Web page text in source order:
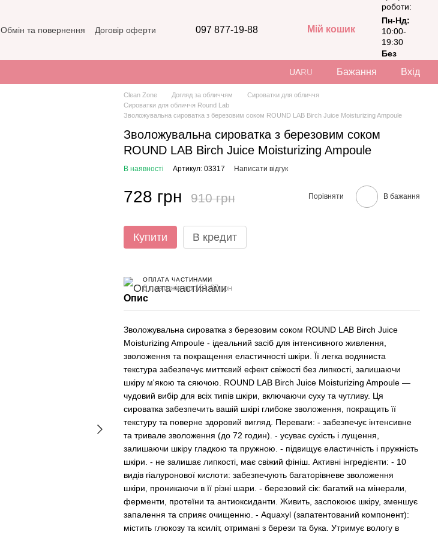
Обмін та повернення
Договір оферти
097 877-19-88 Мій кошик
роботи:
Пн-Нд:
10:00-
19:30
Без
UARU Бажання Вхід
Clean Zone Догляд за обличчям
Сироватки для обличчя
Сироватки для обличчя Round Lab
Зволожувальна сироватка з березовим соком ROUND LAB Birch Juice Moisturizing Ampoule
Зволожувальна сироватка з березовим соком
ROUND LAB Birch Juice Moisturizing Ampoule
В наявності Артикул: 03317 Написати відгук
728 грн 910 грн Порівняти В бажання
Купити В кредит
ОПЛАТА ЧАСТИНАМИ
6 платежів по 151.67 грн
Опис
Зволожувальна сироватка з березовим соком ROUND LAB Birch Juice
Moisturizing Ampoule - ідеальний засіб для інтенсивного живлення,
зволоження та покращення еластичності шкіри. Її легка водяниста
текстура забезпечує миттєвий ефект свіжості без липкості, залишаючи
шкіру м'якою та сяючою. ROUND LAB Birch Juice Moisturizing Ampoule —
чудовий вибір для всіх типів шкіри, включаючи суху та чутливу. Ця
сироватка забезпечить вашій шкірі глибоке зволоження, покращить її
текстуру та поверне здоровий вигляд. Переваги: - забезпечує інтенсивне
та тривале зволоження (до 72 годин). - усуває сухість і лущення,
залишаючи шкіру гладкою та пружною. - підвищує еластичність і пружність
шкіри. - не залишає липкості, має свіжий фініш. Активні інгредієнти: - 10
видів гіалуронової кислоти: забезпечують багаторівневе зволоження
шкіри, проникаючи в її різні шари. - березовий сік: багатий на мінерали,
ферменти, протеїни та антиоксиданти. Живить, заспокоює шкіру, зменшує
запалення та сприяє очищенню. - Aquaxyl (запатентований компонент):
містить глюкозу та ксиліт, отримані з берези та бука. Утримує вологу в